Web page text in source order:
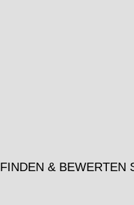
FINDEN & BEWERTEN